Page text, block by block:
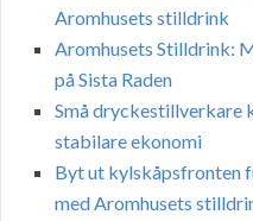
Aromhusets stilldrink
Aromhusets Stilldrink:
på Sista Raden
Små dryckestillverkare
stabilare ekonomi
Byt ut kylskåpsfronten
med Aromhusets